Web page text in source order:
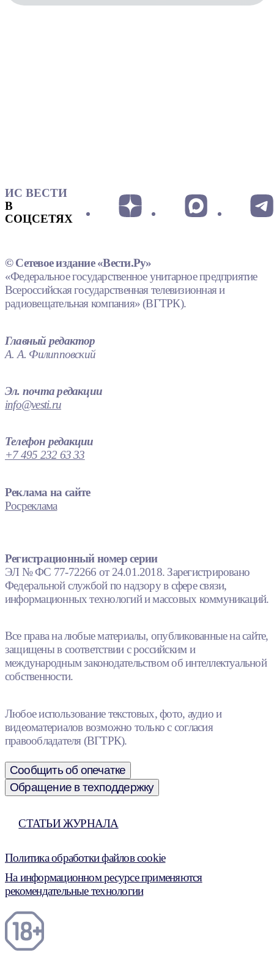
ИС ВЕСТИ
В
СОЦСЕТЯХ
© Сетевое издание «Вести.Ру»
«Федеральное государственное унитарное предприятие
Всероссийская государственная телевизионная и
радиовещательная компания» (ВГТРК).
Главный редактор
А. А. Филипповский
Эл. почта редакции
info@vesti.ru
Телефон редакции
+7 495 232 63 33
Реклама на сайте
Росреклама
Регистрационный номер серии
ЭЛ № ФС 77-72266 от 24.01.2018. Зарегистрировано
Федеральной службой по надзору в сфере связи,
информационных технологий и массовых коммуникаций.
Все права на любые материалы, опубликованные на сайте,
защищены в соответствии с российским и
международным законодательством об интеллектуальной
собственности.
Любое использование текстовых, фото, аудио и
видеоматериалов возможно только с согласия
правообладателя (ВГТРК).
Сообщить об опечатке
Обращение в техподдержку
СТАТЬИ ЖУРНАЛА
Политика обработки файлов cookie
На информационном ресурсе применяются
рекомендательные технологии